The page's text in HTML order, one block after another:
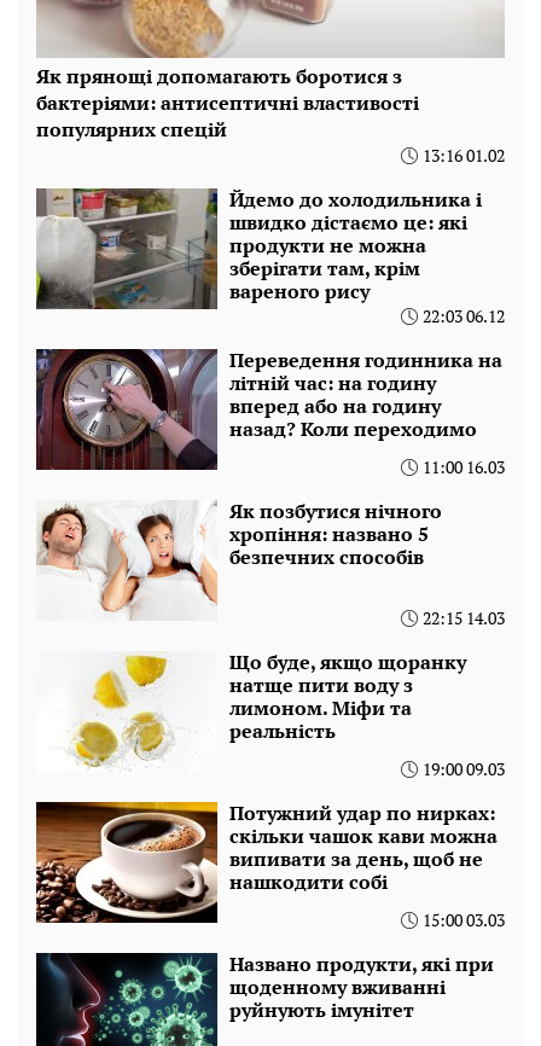
Як прянощі допомагають боротися з
бактеріями: антисептичні властивості
популярних спецій
13:16 01.02
Йдемо до холодильника і
швидко дістаємо це: які
продукти не можна
зберігати там, крім
вареного рису
22:03 06.12
Переведення годинника на
літній час: на годину
вперед або на годину
назад? Коли переходимо
11:00 16.03
Як позбутися нічного
хропіння: названо 5
безпечних способів
22:15 14.03
Що буде, якщо щоранку
натще пити воду з
лимоном. Міфи та
реальність
19:00 09.03
Потужний удар по нирках:
скільки чашок кави можна
випивати за день, щоб не
нашкодити собі
15:00 03.03
Названо продукти, які при
щоденному вживанні
руйнують імунітет